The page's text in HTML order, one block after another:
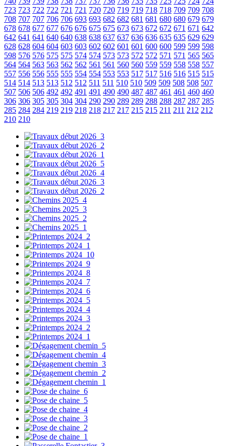
723 723 722 722 721 721 720 720 719 719 718 718 709 709 708
708 707 707 706 706 693 693 682 682 681 681 680 680 679 679
678 678 677 677 676 676 675 675 673 673 672 672 671 671 642
642 641 641 640 640 638 638 637 637 636 636 635 635 629 629
628 628 604 604 603 603 602 602 601 601 600 600 599 599 598
598 576 576 575 575 574 574 573 573 572 572 571 571 565 565
564 564 563 563 562 562 561 561 560 560 559 559 558 558 557
557 556 556 555 555 554 554 553 553 517 517 516 516 515 515
514 514 513 513 512 512 511 511 510 510 509 509 508 508 507
507 506 506 492 492 491 491 490 490 487 487 461 461 460 460
306 306 305 305 304 304 290 290 289 289 288 288 287 287 285
285 284 284 219 219 218 218 217 217 215 215 211 211 212 212
210 210